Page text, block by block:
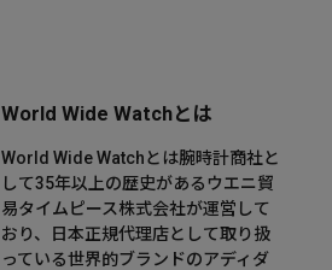
World Wide Watchとは
World Wide Watchとは腕時計商社と
して35年以上の歴史があるウエニ貿
易タイムピース株式会社が運営して
おり、日本正規代理店として取り扱
っている世界的ブランドのアディダ